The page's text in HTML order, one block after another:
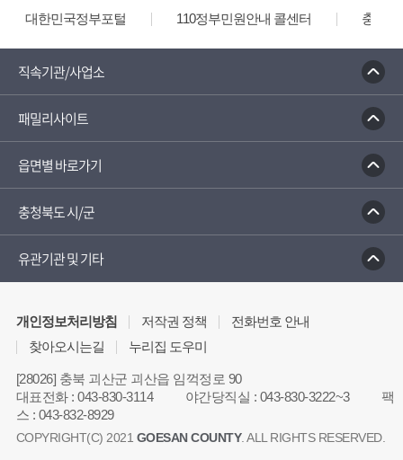
대한민국정부포털 110정부민원안내 콜센터 충청북
직속기관/사업소
패밀리사이트
읍면별 바로가기
충청북도 시/군
유관기관 및 기타
개인정보처리방침 저작권 정책
전화번호 안내
찾아오시는길
누리집 도우미
[28026] 충북 괴산군 괴산읍 임꺽정로 90
대표전화:043-830-3114 야간당직실 : 043-830-3222~3
팩
스 : 043-832-8929
COPYRIGHT(C) 2021 GOESAN COUNTY. ALL RIGHTS RESERVED.